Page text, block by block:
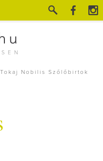
Tokaj Nobilis Szőlőbirtok